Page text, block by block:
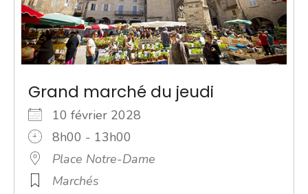
Grand marché du jeudi
10 février 2028
8h00 - 13h00
Place Notre-Dame
Marchés